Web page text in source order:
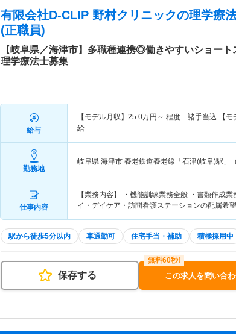
有限会社D-CLIP 野村クリニックの理学療
(正職員)
【岐阜県／海津市】多職種連携◎働きやすいショート
理学療法士募集
給与
【モデル月収】 25.0万円～ 程度 諸手当込 【モ
給
勤務地
岐阜県 海津市 養老鉄道養老線「石津(岐阜)駅」
仕事内容
【業務内容】 ・機能訓練業務全般 ・書類作成
イ・デイケア・訪問看護ステーションの配属希
駅から徒歩5分以内 車通勤可 住宅手当・補助 積極採用中
保存する この求人を問い合